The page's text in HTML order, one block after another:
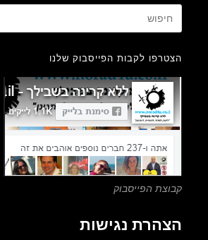
לקבות הפייסבוק שלנו
הפייסבוק
נגישות